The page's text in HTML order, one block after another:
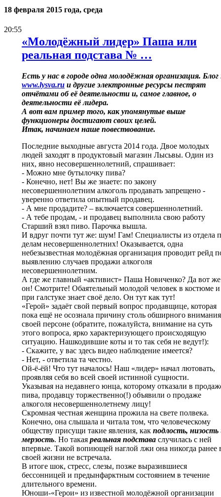
18 февраля 2015 года, среда
20:55
«Молодёжный лидер» Паша или
реальная подстава № …
Есть у нас в городе одна молодёжная организация. Блог
www.lysva.ru и другие электронные ресурсы пестрят
отчётами об её деятельности и, самое главное, о
деятельности её лидера.
А вот вам пример того, как упомянутые выше
функционеры достигают своих целей.
Итак, начинаем наше повествование.
Последние выходные августа 2014 года. Двое молодых
людей заходят в продуктовый магазин Лысьвы. Один из
них, явно несовершеннолетний, спрашивает:
- Можно мне бутылочку пива?
- Конечно, нет! Вы же знаете: по закону
несовершеннолетним алкоголь продавать запрещено -
уверенно ответила опытный продавец.
- А мне продадите? – включается совершеннолетний.
- А тебе продам, - и продавец выполнила свою работу
Старший взял пиво. Парочка вышла.
И вдруг почти тут же: шум! Гам! Специалисты из отдела
делам несовершеннолетних! Оказывается, одна
небезызвестная молодёжная организация проводит рейд
выявлению случаев продажи алкоголя
несовершеннолетним.
А где же главный «активист» Паша Новиченко? Да вот же
он! Смотрите! Обаятельный молодой человек в костюме и
при галстуке знает своё дело. Он тут как тут!
«Герой» задаёт свой первый вопрос продавщице, которая
пока ещё не осознала причину столь обширного
своей персоне (обратите, пожалуйста, внимание на суть
этого вопроса, ярко характеризующего происходящую
ситуацию. Нашкодившие коты и то так себя не ведут!):
- Скажите, у вас здесь видео наблюдение имеется?
- Нет, - ответила та честно.
Ой-ё-ёй! Что тут началось! Наш «лидер» начал лютовать,
проявляя себя во всей своей истинной сущности.
Указывая на недавнего юнца, которому отказали в
пива, продавцу торжественно(!) объявили о продаже
алкоголя несовершеннолетнему лицу!
Скромная честная женщина прожила на свете полвека.
Конечно, она слышала и читала том, что человеческому
обществу присущи такие явления, как подлость, низость
мерзость. Но такая реальная подстава случилась с ней
впервые. Такой вопиющей наглой лжи она никогда ранее
своей жизни не встречала.
В итоге шок, стресс, слезы, позже выразившиеся
бессонницей и предынфарктным состоянием в течение
длительного времени.
Юноши-«Герои» из известной молодёжной организации